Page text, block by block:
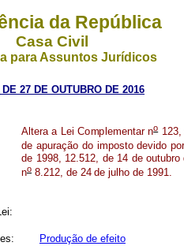
da República
Casa Civil
para Assuntos Jurídicos
27 DE OUTUBRO DE 2016
Altera a Lei Compl ementar no123,
de apuração do imposto devido
de 1998, 1 2.512, de 14 de outubro
no 8.212, de 24 de julho de 1991.
Produção de efeito